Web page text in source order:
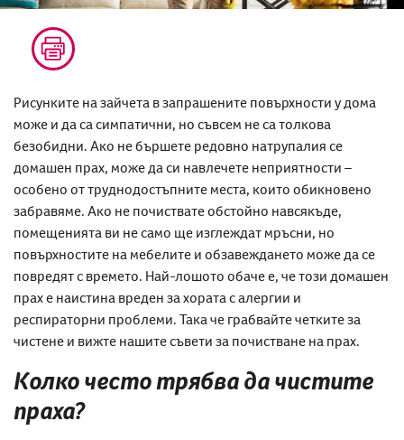
Рисунките на зайчета в запрашените повърхности у дома
може и да са симпатични, но съвсем не са толкова
безобидни. Ако не бършете редовно натрупалия се
домашен прах, може да си навлечете неприятности –
особено от труднодостъпните места, които обикновено
забравяме. Ако не почиствате обстойно навсякъде,
помещенията ви не само ще изглеждат мръсни, но
повърхностите на мебелите и обзавеждането може да се
повредят с времето. Най-лошото обаче е, че този домашен
прах е наистина вреден за хората с алергии и
респираторни проблеми. Така че грабвайте четките за
чистене и вижте нашите съвети за почистване на прах.
Колко често трябва да чистите
праха?